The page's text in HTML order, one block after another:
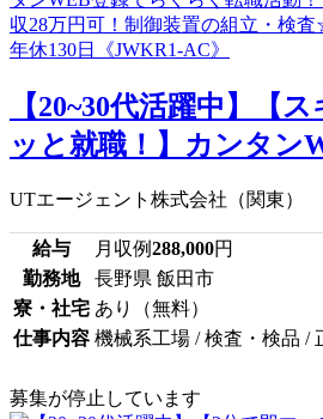
【20~30代活躍中】【
ッと就職！】カンタン
UTエージェント株式会社（関東）
給与 月収例288,000円
勤務地
長野県 飯田市
寮・社宅 あり（無料）
仕事内容 機械系工場 / 検査・検品 /
募集が停止しています